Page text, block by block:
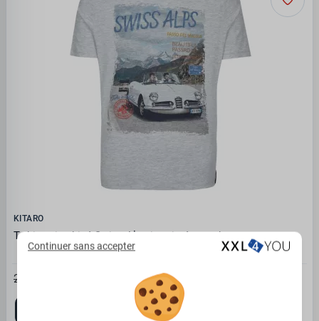
KITARO
T-shirt gris chiné Swiss Alps imprimé manches courtes
29.95 €
Continuer sans accepter